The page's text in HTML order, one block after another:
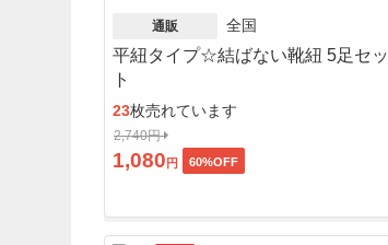
通販 全国
平紐タイプ☆結ばない靴紐 5足セッ
ト
23枚売れています
2,740円
1,080 円 60%OFF